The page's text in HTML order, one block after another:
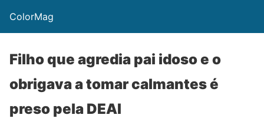
ColorMag
Filho que agredia pai idoso e o
obrigava a tomar calmantes é
preso pela DEAI